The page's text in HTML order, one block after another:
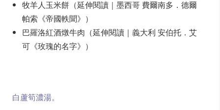
牧羊人玉米餅（延伸閱讀｜墨西哥 費爾南多．德爾
帕索《帝國軼聞》）
巴羅洛紅酒燉牛肉（延伸閱讀｜義大利 安伯托．艾
可《玫瑰的名字》）
白蘆筍濃湯。